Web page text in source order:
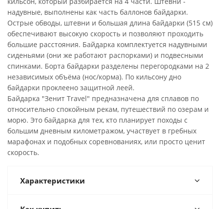
надувные, выполнены как часть баллонов байдарки.
Острые обводы, штевни и большая длина байдарки (515 см)
обеспечивают высокую скорость и позволяют проходить
большие расстояния. Байдарка комплектуется надувными
сиденьями (они же работают распорками) и подвесными
спинками. Борта байдарки разделены перегородками на 2
независимых объёма (нос/корма). По кильсону дно
байдарки проклеено защитной леей.
Байдарка "Зенит Travel" предназначена для сплавов по
относительно спокойным рекам, путешествий по озерам и
морю. Это байдарка для тех, кто планирует походы с
большим дневным километражом, участвует в гребных
марафонах и подобных соревнованиях, или просто ценит
скорость.
Характеристики